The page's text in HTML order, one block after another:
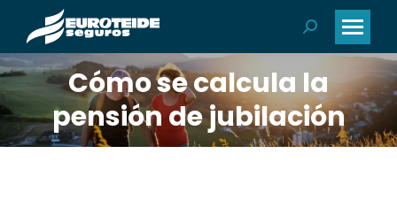
Buscar:
Cómo se calcula la
pensión de jubilación